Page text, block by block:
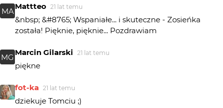
MA
Mattteo 21 lat temu
&nbsp; &#8765; Wspaniałe... i skuteczne - Zosieńka
została! Pięknie, pięknie... Pozdrawiam
MG
Marcin Gilarski 21 lat temu
piękne
fot-ka 21 lat temu
dziekuje Tomciu ;)